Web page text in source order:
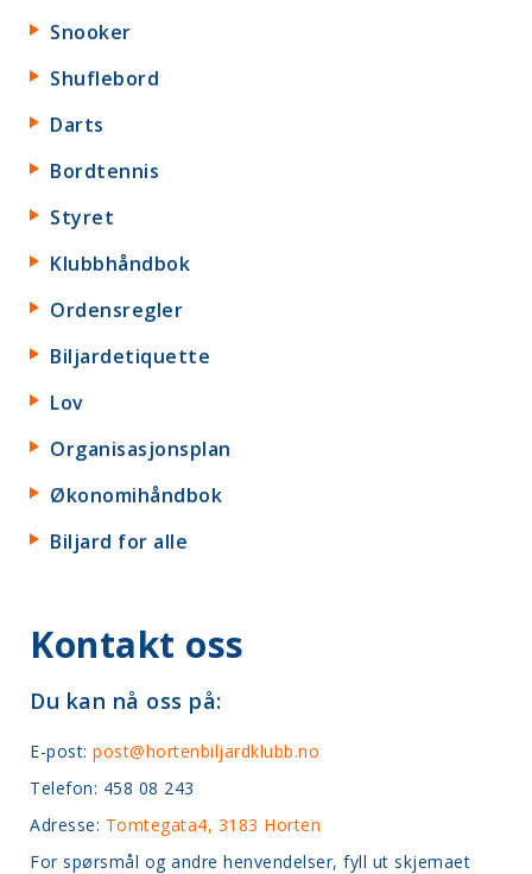
Snooker
Shuflebord
Darts
Bordtennis
Styret
Klubbhåndbok
Ordensregler
Biljardetiquette
Lov
Organisasjonsplan
Økonomihåndbok
Biljard for alle
Kontakt oss
Du kan nå oss på:
E-post: post@hortenbiljardklubb.no
Telefon: 458 08 243
Adresse: Tomtegata4, 3183 Horten
For spørsmål og andre henvendelser, fyll ut skjemaet